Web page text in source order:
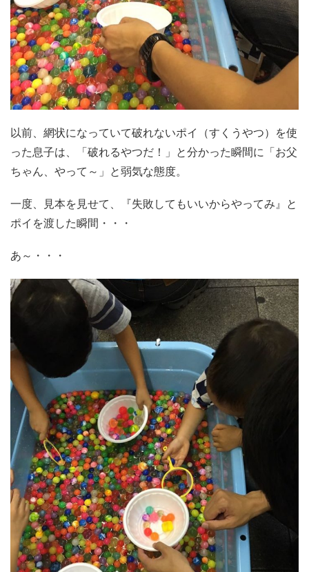
以前、網状になっていて破れないポイ（すくうやつ）を使
った息子は、「破れるやつだ！」と分かった瞬間に「お父
ちゃん、やって～」と弱気な態度。
一度、見本を見せて、『失敗してもいいからやってみ』と
ポイを渡した瞬間・・・
あ～・・・